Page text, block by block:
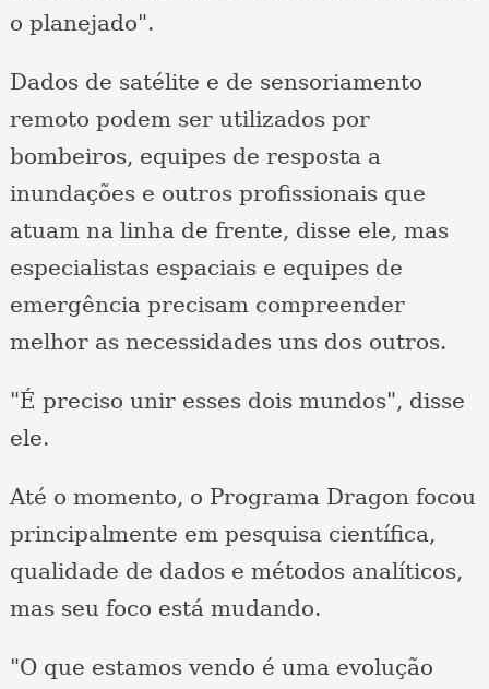
o planejado".
Dados de satélite e de sensoriamento
remoto podem ser utilizados por
bombeiros, equipes de resposta a
inundações e outros profissionais que
atuam na linha de frente, disse ele, mas
especialistas espaciais e equipes de
emergência precisam compreender
melhor as necessidades uns dos outros.
"É preciso unir esses dois mundos", disse
ele.
Até o momento, o Programa Dragon focou
principalmente em pesquisa científica,
qualidade de dados e métodos analíticos,
mas seu foco está mudando.
"O que estamos vendo é uma evolução